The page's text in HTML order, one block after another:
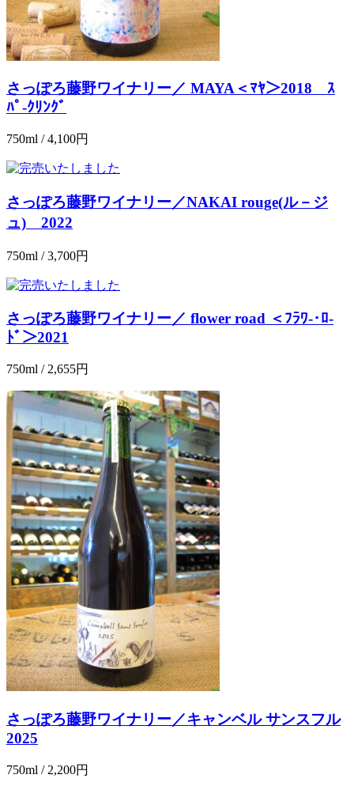
さっぽろ藤野ワイナリー／ MAYA＜ﾏﾔ＞2018 ｽ
ﾊﾟ-ｸﾘﾝｸﾞ
750ml / 4,100円
さっぽろ藤野ワイナリー／NAKAI rouge(ル－ジ
ュ) 2022
750ml / 3,700円
さっぽろ藤野ワイナリー／ flower road ＜ﾌﾗﾜ-･ﾛ-
ﾄﾞ＞2021
750ml / 2,655円
さっぽろ藤野ワイナリー／キャンベル サンスフル
2025
750ml / 2,200円